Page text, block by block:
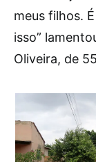
meus filhos.
isso”
Oliveira, de